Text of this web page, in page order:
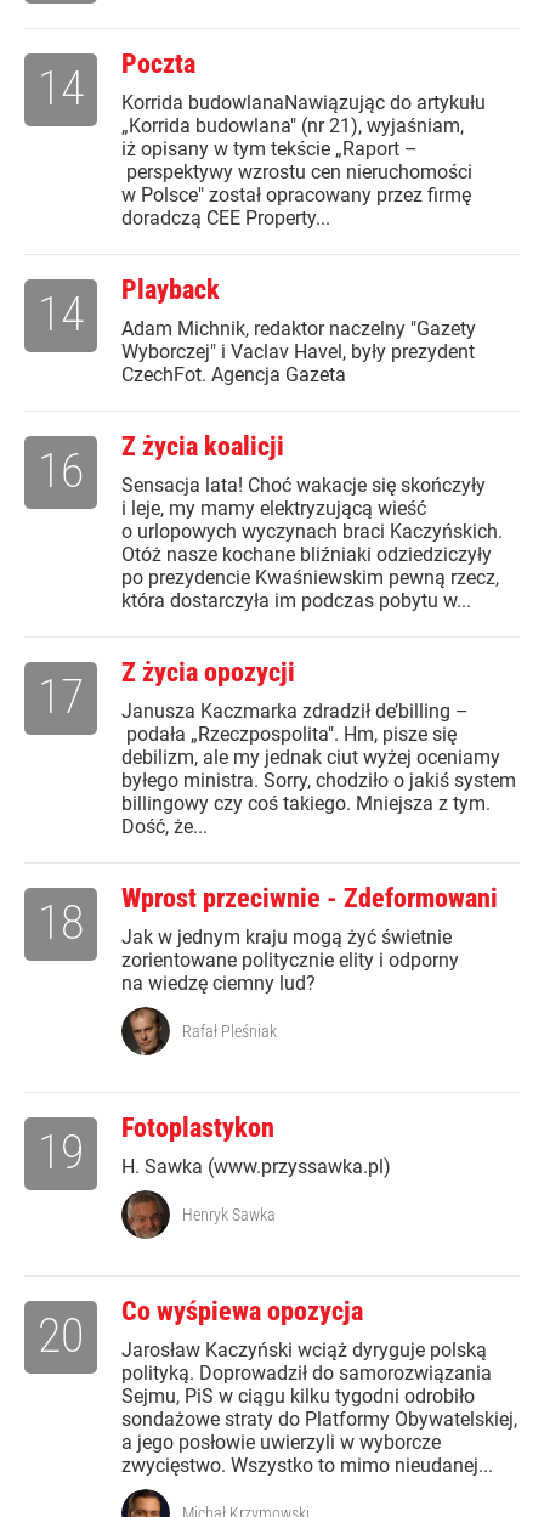
Poczta
Korrida budowlanaNawiązując do artykułu
„Korrida budowlana" (nr 21), wyjaśniam,
iż opisany w tym tekście „Raport –
perspektywy wzrostu cen nieruchomości
w Polsce" został opracowany przez firmę
doradczą CEE Property...
14
Playback
Adam Michnik, redaktor naczelny "Gazety
Wyborczej" i Vaclav Havel, były prezydent
CzechFot. Agencja Gazeta
14
Z życia koalicji
Sensacja lata! Choć wakacje się skończyły
i leje, my mamy elektryzującą wieść
o urlopowych wyczynach braci Kaczyńskich.
Otóż nasze kochane bliźniaki odziedziczyły
po prezydencie Kwaśniewskim pewną rzecz,
która dostarczyła im podczas pobytu w...
16
Z życia opozycji
Janusza Kaczmarka zdradził de’billing –
podała „Rzeczpospolita". Hm, pisze się
debilizm, ale my jednak ciut wyżej oceniamy
byłego ministra. Sorry, chodziło o jakiś system
billingowy czy coś takiego. Mniejsza z tym.
Dość, że...
17
Wprost przeciwnie - Zdeformowani
Jak w jednym kraju mogą żyć świetnie
zorientowane politycznie elity i odporny
na wiedzę ciemny lud?
18
Rafał Pleśniak
Fotoplastykon
H. Sawka (www.przyssawka.pl)
19
Henryk Sawka
Co wyśpiewa opozycja
Jarosław Kaczyński wciąż dyryguje polską
polityką. Doprowadził do samorozwiązania
Sejmu, PiS w ciągu kilku tygodni odrobiło
sondażowe straty do Platformy Obywatelskiej,
a jego posłowie uwierzyli w wyborcze
zwycięstwo. Wszystko to mimo nieudanej...
20